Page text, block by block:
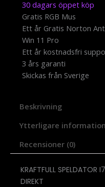
30 dagars öppet köp
Gratis RGB Mus
Ett år Gratis Norton
Win 11 Pro
Ett år kostnadsfri
3 års garanti
Skickas från Sverige
Beskrivning
Ytterligare information
Recensioner (0)
KRAFTFULL SPELDATOR
DIREKT